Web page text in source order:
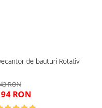
de bauturi Rotativ
RON
RON